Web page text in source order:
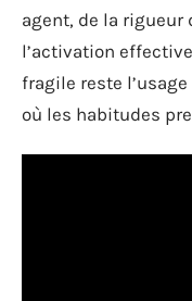
agent, de la rigueur
l’activation
fragile reste
où les habitudes